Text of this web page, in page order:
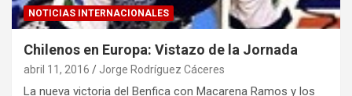
NOTICIAS INTERNACIONALES
Chilenos en Europa: Vistazo de la Jornada
abril 11, 2016 Jorge Rodríguez Cáceres
La nueva victoria del Benfica con Macarena Ramos y los